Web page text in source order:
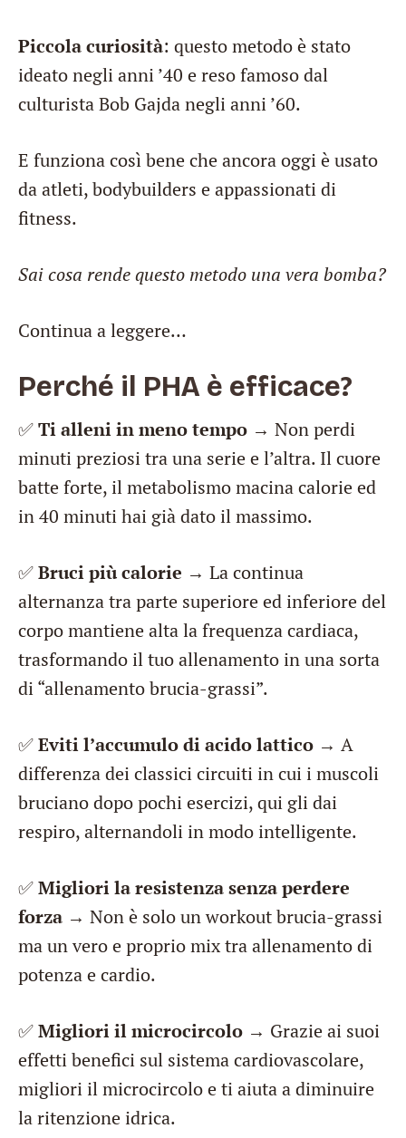
Piccola curiosità: questo metodo è stato
ideato negli anni ’40 e reso famoso dal
culturista Bob Gajda negli anni ’60.
E funziona così bene che ancora oggi è usato
da atleti, bodybuilders e appassionati di
fitness.
Sai cosa rende questo metodo una vera bomba?
Continua a leggere…
Perché il PHA è efficace?
✅Ti alleni in meno tempo → Non perdi
minuti preziosi tra una serie e l’altra. Il cuore
batte forte, il metabolismo macina calorie ed
in 40 minuti hai già dato il massimo.
✅Bruci più calorie → La continua
alternanza tra parte superiore ed inferiore del
corpo mantiene alta la frequenza cardiaca,
trasformando il tuo allenamento in una sorta
di “allenamento brucia-grassi”.
✅Eviti l’accumulo di acido lattico → A
differenza dei classici circuiti in cui i muscoli
bruciano dopo pochi esercizi, qui gli dai
respiro, alternandoli in modo intelligente.
✅Migliori la resistenza senza perdere
forza → Non è solo un workout brucia-grassi
ma un vero e proprio mix tra allenamento di
potenza e cardio.
✅Migliori il microcircolo → Grazie ai suoi
effetti benefici sul sistema cardiovascolare,
migliori il microcircolo e ti aiuta a diminuire
la ritenzione idrica.